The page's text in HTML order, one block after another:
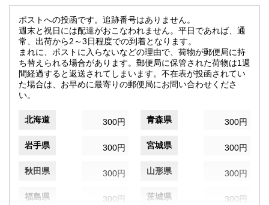
ポストへの投函です。追跡番号はありません。
週末と祝日には配達がおこなわれません。平日であれば、通
常、出荷から2～3日程度での到着となります。
まれに、ポストに入らないなどの理由で、荷物が郵便局に持
ち替えられる場合があります。郵便局に保管された荷物は1週
間経過すると返送されてしまいます。不在表が投函されてい
た場合は、お早めに最寄りの郵便局にお問い合わせくださ
い。
北海道 300円 青森県 300円
岩手県 300円 宮城県 300円
秋田県 300円 山形県 300円
福島県 300円 茨城県 300円